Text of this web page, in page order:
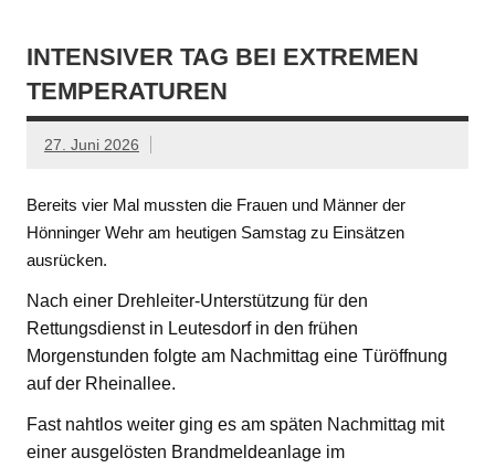
INTENSIVER TAG BEI EXTREMEN
TEMPERATUREN
27. Juni 2026
Bereits vier Mal mussten die Frauen und Männer der
Hönninger Wehr am heutigen Samstag zu Einsätzen
ausrücken.
Nach einer Drehleiter-Unterstützung für den
Rettungsdienst in Leutesdorf in den frühen
Morgenstunden folgte am Nachmittag eine Türöffnung
auf der Rheinallee.
Fast nahtlos weiter ging es am späten Nachmittag mit
einer ausgelösten Brandmeldeanlage im